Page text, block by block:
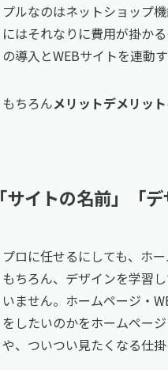
プルなのはネットショップ
にはそれなりに費用が掛か
の導入とWEBサイトを連動
もちろんメリットデメリット
「サイトの名前」「
プロに任せるにしても、ホ
もちろん、デザインを学習
いません。ホームページ・
をしたいのかをホームペー
や、ついつい見たくなる仕